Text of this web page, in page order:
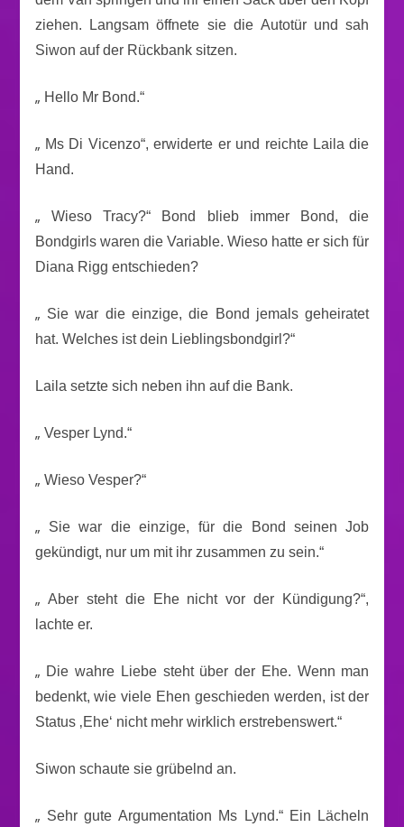
ziehen. Langsam öffnete sie die Autotür und sah
Siwon auf der Rückbank sitzen.
„ Hello Mr Bond.“
„ Ms Di Vicenzo“, erwiderte er und reichte Laila die
Hand.
„ Wieso Tracy?“ Bond blieb immer Bond, die
Bondgirls waren die Variable. Wieso hatte er sich für
Diana Rigg entschieden?
„ Sie war die einzige, die Bond jemals geheiratet
hat. Welches ist dein Lieblingsbondgirl?“
Laila setzte sich neben ihn auf die Bank.
„ Vesper Lynd.“
„ Wieso Vesper?“
„ Sie war die einzige, für die Bond seinen Job
gekündigt, nur um mit ihr zusammen zu sein.“
„ Aber steht die Ehe nicht vor der Kündigung?“,
lachte er.
„ Die wahre Liebe steht über der Ehe. Wenn man
bedenkt, wie viele Ehen geschieden werden, ist der
Status ‚Ehe‘ nicht mehr wirklich erstrebenswert.“
Siwon schaute sie grübelnd an.
„ Sehr gute Argumentation Ms Lynd.“ Ein Lächeln